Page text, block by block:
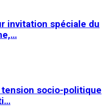
invitation spéciale du
tension socio-politique